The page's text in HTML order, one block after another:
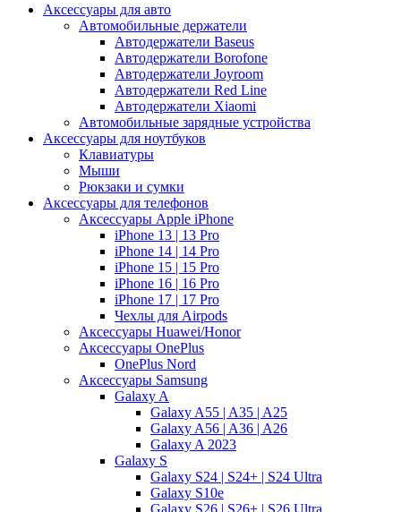
Аксессуары для авто
Автомобильные держатели
Автодержатели Baseus
Автодержатели Borofone
Автодержатели Joyroom
Автодержатели Red Line
Автодержатели Xiaomi
Автомобильные зарядные устройства
Аксессуары для ноутбуков
Клавиатуры
Мыши
Рюкзаки и сумки
Аксессуары для телефонов
Аксессуары Apple iPhone
iPhone 13 | 13 Pro
iPhone 14 | 14 Pro
iPhone 15 | 15 Pro
iPhone 16 | 16 Pro
iPhone 17 | 17 Pro
Чехлы для Airpods
Аксессуары Huawei/Honor
Аксессуары OnePlus
OnePlus Nord
Аксессуары Samsung
Galaxy A
Galaxy A55 | A35 | A25
Galaxy A56 | A36 | A26
Galaxy A 2023
Galaxy S
Galaxy S24 | S24+ | S24 Ultra
Galaxy S10e
Galaxy S26 | S26+ | S26 Ultra